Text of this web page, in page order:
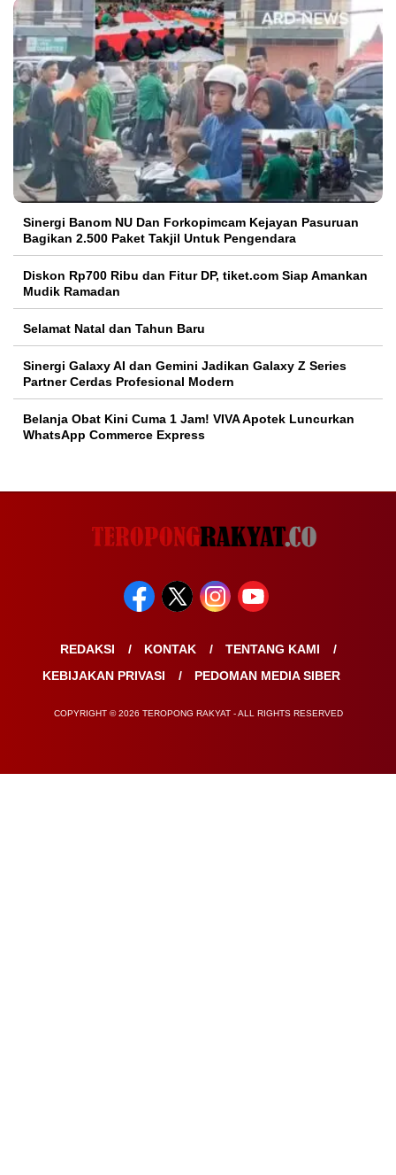
Sinergi Banom NU Dan Forkopimcam Kejayan Pasuruan
Bagikan 2.500 Paket Takjil Untuk Pengendara
Diskon Rp700 Ribu dan Fitur DP, tiket.com Siap Amankan
Mudik Ramadan
Selamat Natal dan Tahun Baru
Sinergi Galaxy AI dan Gemini Jadikan Galaxy Z Series
Partner Cerdas Profesional Modern
Belanja Obat Kini Cuma 1 Jam! VIVA Apotek Luncurkan
WhatsApp Commerce Express
REDAKSI KONTAK
TENTANG KAMI
KEBIJAKAN PRIVASI
PEDOMAN MEDIA SIBER
COPYRIGHT © 2026 TEROPONG RAKYAT - ALL RIGHTS RESERVED